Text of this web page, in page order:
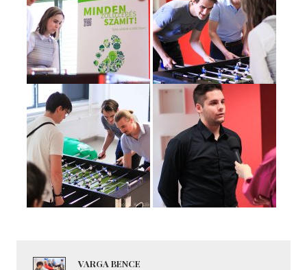
VARGA BENCE